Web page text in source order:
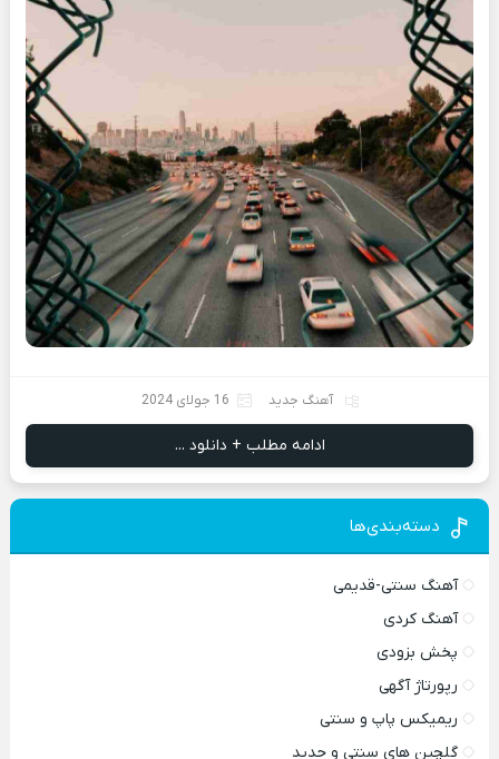
آهنگ جدید 16 جولای 2024
ادامه مطلب + دانلود ...
دسته‌بندی‌ها
آهنگ سنتی-قدیمی
آهنگ کردی
پخش بزودی
رپورتاژ آگهی
ریمیکس پاپ و سنتی
گلچین های سنتی و جدید